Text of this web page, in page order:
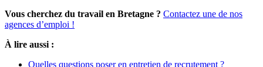
Vous cherchez du travail en Bretagne ? Contactez une de nos
agences d’emploi !
À lire aussi :
Quelles questions poser en entretien de recrutement ?